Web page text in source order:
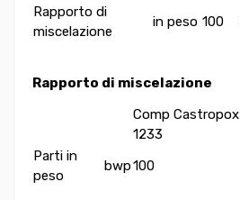
Rapporto di
miscelazione
in peso 100
Rapporto di miscelazione
Comp Castropox
1233
Parti in
peso
bwp100